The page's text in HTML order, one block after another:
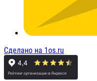
Сделано на 1os.ru